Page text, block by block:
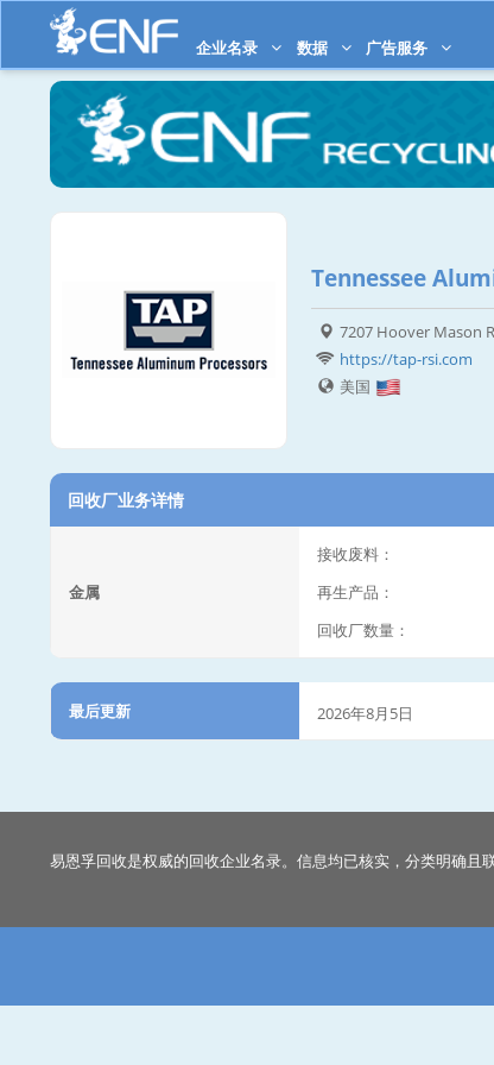
企业名录 数据 广告服务
Tennessee
7207 Hoover Mason
https://tap-rsi.com
美国
回收厂业务详情
金属
接收废料：
再生产品：
回收厂数量：
最后更新 2026年8月5日
易恩孚回收是权威的回收企业名录。信息均已核实，分类明确且联